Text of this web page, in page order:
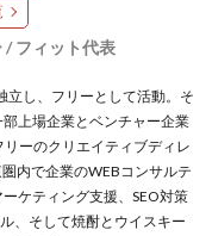
/ フィット代表
立し、フリーとして活動。そ
上場企業とベンチャー企業
ーのクリエイティブディレ
内で企業のWEBコンサルテ
ケティング支援、SEO対策
、そして焼酎とウイスキー